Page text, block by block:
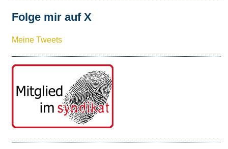
Folge mir auf X
Meine Tweets